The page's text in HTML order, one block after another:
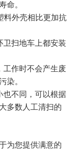
命。
外壳相比更加抗
扫地车上都安装
作时不会产生废
染。
也不同，可以根据
多数人工清扫的
为您提供满意的